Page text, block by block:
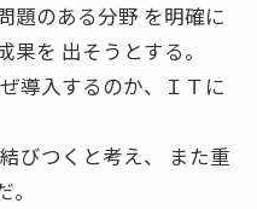
題のある分野 を明確に
を 出そうとする。
導入するのか、ＩＴに
びつくと考え、 また重